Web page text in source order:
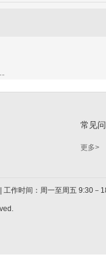
常见
更多>
作时间：周一至周五 9:30－